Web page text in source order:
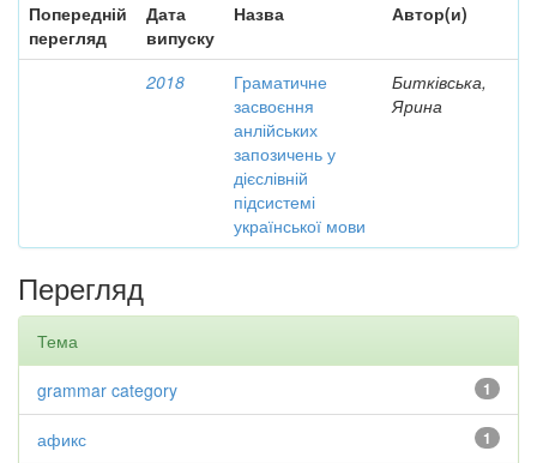
Попередній
перегляд
Дата
випуску
Назва Автор(и)
2018
Граматичне
засвоєння
анлійських
запозичень у
дієслівній
підсистемі
української мови
Битківська,
Ярина
Перегляд
Тема
1
grammar category
1
афикс